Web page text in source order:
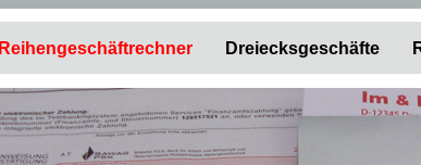
Reihengeschäftrechner Dreiecksgeschäfte